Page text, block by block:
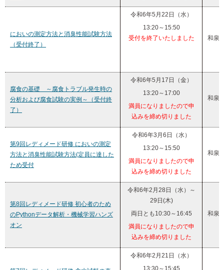
においの測定方法と消臭性能試験方法
（受付終了）
令和6年5月22日（水）
13:20～15:50
受付を終了いたしました
和泉
腐食の基礎 ～腐食トラブル発生時の
分析および腐食試験の実例～（受付終
了）
令和6年5月17日（金）
13:20～17:00
満員になりましたので申
込みを締め切りました
和泉
第9回レディメード研修 においの測定
方法と消臭性能試験方法(定員に達した
ため受付
令和6年3月6日（水）
13:20～15:50
満員になりましたので申
込みを締め切りました
和泉
第8回レディメード研修 初心者のため
のPythonデータ解析・機械学習ハンズ
オン
令和6年2月28日（水）～
29日(木)
両日とも10:30～16:45
満員になりましたので申
込みを締め切りました
和泉
令和6年2月21日（水）
13:30～15:45